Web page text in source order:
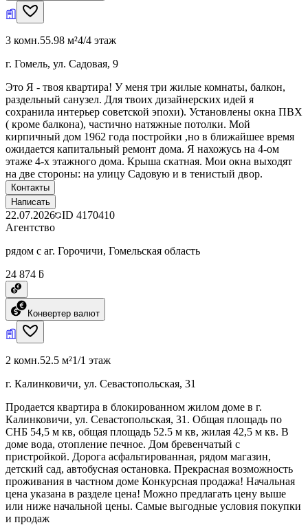
3 комн.55.98 м²4/4 этаж
г. Гомель, ул. Садовая, 9
Это Я - твоя квартира! У меня три жилые комнаты, балкон,
раздельный санузел. Для твоих дизайнерских идей я
сохранила интерьер советской эпохи). Установлены окна ПВХ
( кроме балкона), частично натяжные потолки. Мой
кирпичный дом 1962 года постройки ,но в ближайшее время
ожидается капитальный ремонт дома. Я нахожусь на 4-ом
этаже 4-х этажного дома. Крыша скатная. Мои окна выходят
на две стороны: на улицу Садовую и в тенистый двор.
Контакты
Написать
22.07.2026 ID 4170410
Агентство
рядом с аг. Горочичи, Гомельская область
24 874 ƃ
Конвертер валют
2 комн.52.5 м²1/1 этаж
г. Калинковичи, ул. Севастопольская, 31
Продается квартира в блокированном жилом доме в г.
Калинковичи, ул. Севастопольская, 31. Общая площадь по
СНБ 54,5 м кв, общая площадь 52.5 м кв, жилая 42,5 м кв. В
доме вода, отопление печное. Дом бревенчатый с
пристройкой. Дорога асфальтированная, рядом магазин,
детский сад, автобусная остановка. Прекрасная возможность
проживания в частном доме Конкурсная продажа! Начальная
цена указана в разделе цена! Можно предлагать цену выше
или ниже начальной цены. Самые выгодные условия покупки
и продаж